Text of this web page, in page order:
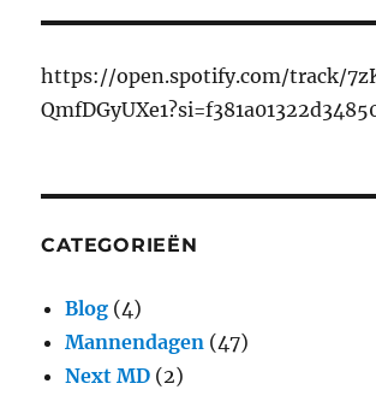
https://open.spotify.com/track/
CATEGORIEËN
Blog (4)
Mannendagen (47)
Next MD (2)